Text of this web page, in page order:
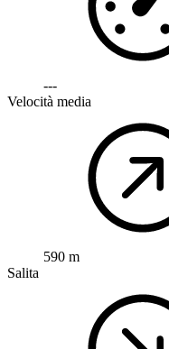
---
Velocità media
590 m
Salita